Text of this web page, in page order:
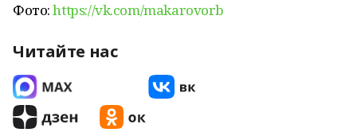
Фото:https://vk.com/makarovorb
Читайте нас